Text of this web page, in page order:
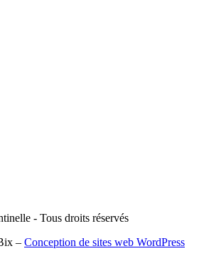
- Tous droits réservés
– Conception de sites web WordPress